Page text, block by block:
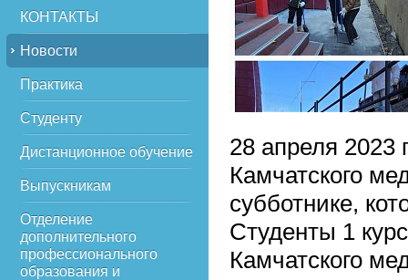
КОНТАКТЫ
Новости
Практика
Студенту
Дистанционное обучение
Выпускникам
Отделение
дополнительного
профессионального
образования и
28 апреля 2023
Камчатского
субботнике,
Студенты 1
Камчатского